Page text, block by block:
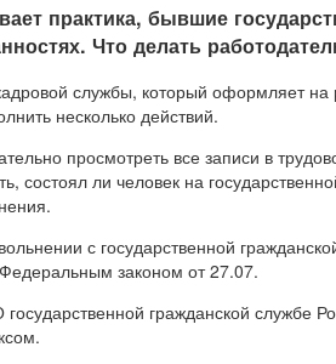
практика, бывшие
Что делать
службы, который оформляет на
несколько действий.
просмотреть все записи в
состоял ли человек на
с государственной
Федеральным законом от 27.07.
гражданской службе